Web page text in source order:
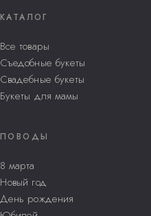
КАТАЛОГ
Все товары
Съедобные букеты
Свадебные букеты
Букеты для мамы
ПОВОДЫ
8 марта
Новый год
День рождения